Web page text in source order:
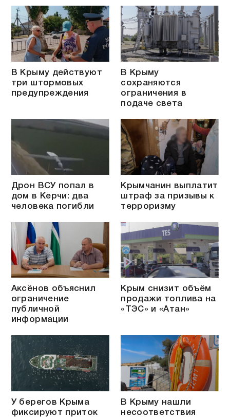
В Крыму действуют
три штормовых
предупреждения
В Крыму
сохраняются
ограничения в
подаче света
Дрон ВСУ попал в
дом в Керчи: два
человека погибли
Крымчанин выплатит
штраф за призывы к
терроризму
Аксёнов объяснил
ограничение
публичной
информации
Крым снизит объём
продажи топлива на
«ТЭС» и «Атан»
У берегов Крыма
фиксируют приток
В Крыму нашли
несоответствия